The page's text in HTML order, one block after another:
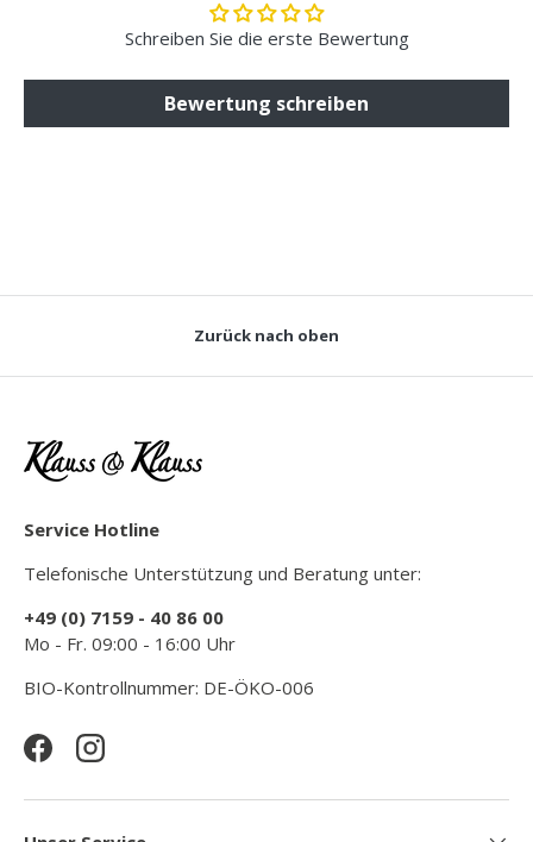
Schreiben Sie die erste Bewertung
Bewertung schreiben
Zurück nach oben
Service Hotline
Telefonische Unterstützung und Beratung unter:
+49 (0) 7159 - 40 86 00
Mo - Fr. 09:00 - 16:00 Uhr
BIO-Kontrollnummer: DE-ÖKO-006
FacebookInstagram